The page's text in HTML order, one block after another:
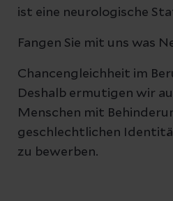
ist eine neurologische
Fangen Sie mit uns was
Chancengleichheit im
Deshalb ermutigen wir
Menschen mit
geschlechtlichen
zu bewerben.